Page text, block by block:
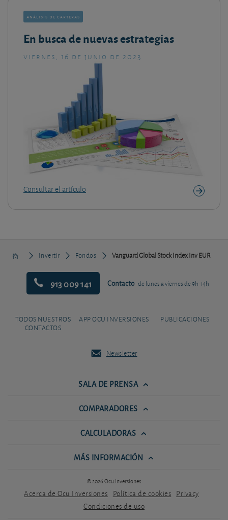
análisis de carteras
En busca de nuevas estrategias
viernes, 16 de junio de 2023
Consultar el artículo
Invertir Fondos Vanguard Global Stock Index Inv EUR
913 009 141 Contacto de lunes a viernes de 9h-14h
TODOS NUESTROS
CONTACTOS
APP OCU INVERSIONES PUBLICACIONES
Newsletter
SALA DE PRENSA
COMPARADORES
CALCULADORAS
MÁS INFORMACIÓN
© 2026 Ocu Inversiones
Acerca de Ocu Inversiones Política de cookies Privacy
Condiciones de uso